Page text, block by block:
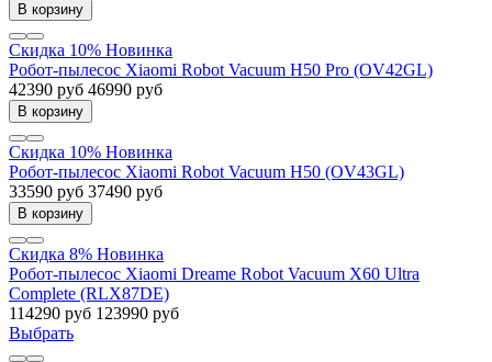
В корзину
Скидка 10% Новинка
Робот-пылесос Xiaomi Robot Vacuum H50 Pro (OV42GL)
42390 руб 46990 руб
В корзину
Скидка 10% Новинка
Робот-пылесос Xiaomi Robot Vacuum H50 (OV43GL)
33590 руб 37490 руб
В корзину
Скидка 8% Новинка
Робот-пылесос Xiaomi Dreame Robot Vacuum X60 Ultra
Complete (RLX87DE)
114290 руб 123990 руб
Выбрать